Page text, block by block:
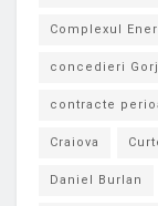
Complexul
concedieri Gorj
contracte
Craiova
Daniel Burlan